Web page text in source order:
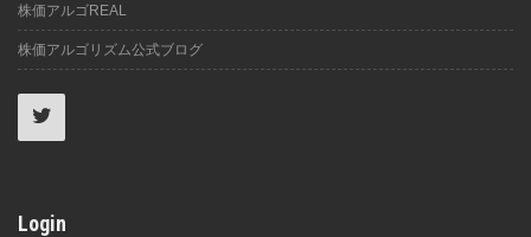
株価アルゴREAL
株価アルゴリズム公式ブログ
Login